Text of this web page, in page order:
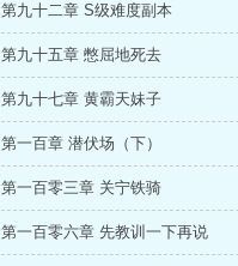
第九十二章 S级难度副本
第九十五章 憋屈地死去
第九十七章 黄霸天妹子
第一百章 潜伏场（下）
第一百零三章 关宁铁骑
第一百零六章 先教训一下再说